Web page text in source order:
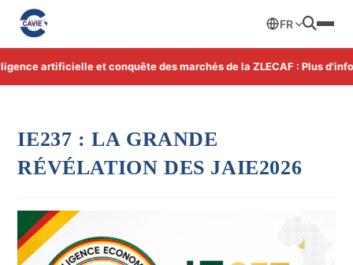
artificielle et conquête des marchés de la ZLECAF : Plus
FR
IE237 : LA GRANDE
RÉVÉLATION DES JAIE2026